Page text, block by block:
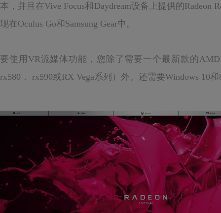
本，并且在Vive Focus和Daydream设备上提供的
现在Oculus Go和Samsung Gear中。
要使用VR流媒体功能，您除了需要一个最新款的AMD
rx580， rx590或RX Vega系列）外。还需要Windows 10